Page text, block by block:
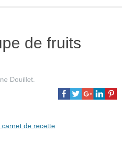
de fruits
Douillet
de recette